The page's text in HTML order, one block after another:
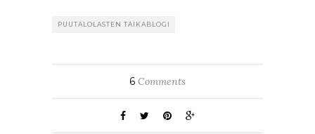
PUUTALOLASTEN TAIKABLOGI
6 Comments